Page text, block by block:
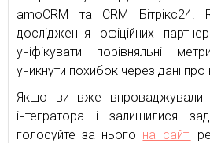
amoCRM та CRM
дослідження офіційних
уніфікувати порівняльні
уникнути похибок через дані про
Якщо ви вже впроваджували
інтегратора і залишилися
голосуйте за нього на сайті